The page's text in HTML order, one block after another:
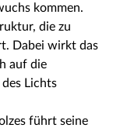
kommen.
die zu
Dabei wirkt das
auf die
Lichts
führt seine